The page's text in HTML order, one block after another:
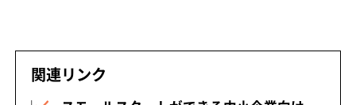
関連リンク